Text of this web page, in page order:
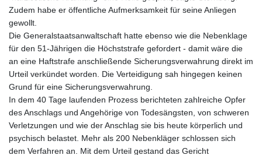
Zudem habe er öffentliche Aufmerksamkeit für seine Anliegen
gewollt.
Die Generalstaatsanwaltschaft hatte ebenso wie die Nebenklage
für den 51-Jährigen die Höchststrafe gefordert - damit wäre die
an eine Haftstrafe anschließende Sicherungsverwahrung direkt im
Urteil verkündet worden. Die Verteidigung sah hingegen keinen
Grund für eine Sicherungsverwahrung.
In dem 40 Tage laufenden Prozess berichteten zahlreiche Opfer
des Anschlags und Angehörige von Todesängsten, von schweren
Verletzungen und wie der Anschlag sie bis heute körperlich und
psychisch belastet. Mehr als 200 Nebenkläger schlossen sich
dem Verfahren an. Mit dem Urteil gestand das Gericht